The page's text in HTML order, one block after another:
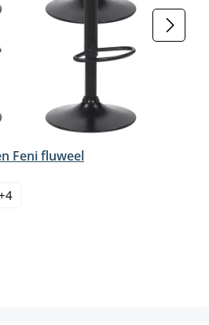
Feni fluweel
4